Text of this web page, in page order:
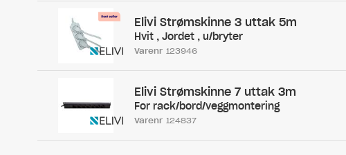
Elivi Strømskinne 3 uttak 5m
Hvit , Jordet , u/bryter
Varenr 123946
Elivi Strømskinne 7 uttak 3m
For rack/bord/veggmontering
Varenr 124837